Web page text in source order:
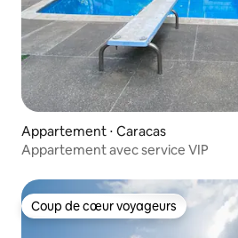
Appartement ⋅ Caracas
Appartement avec service VIP
Coup de cœur voyageurs
Coup de cœur voyageurs